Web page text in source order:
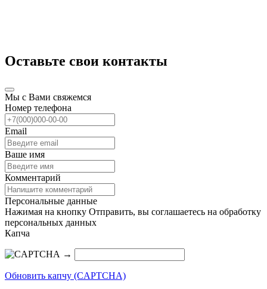
Оставьте свои контакты
Мы с Вами свяжемся
Номер телефона
Email
Ваше имя
Комментарий
Персональные данные
Нажимая на кнопку Отправить, вы соглашаетесь на обработку
персональных данных
Капча
→
Обновить капчу (CAPTCHA)